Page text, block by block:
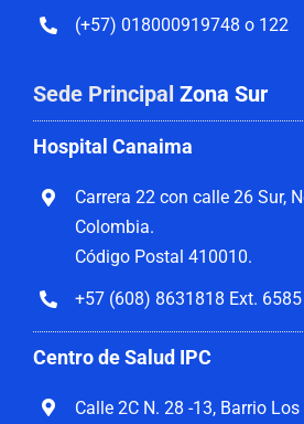
(+57) 018000919748 o 122
Sede Principal Zona Sur
Hospital Canaima
Carrera 22 con calle 26 Sur,
Colombia.
Código Postal 410010.
+57 (608) 8631818 Ext. 6585
Centro de Salud IPC
Calle 2C N. 28 -13, Barrio